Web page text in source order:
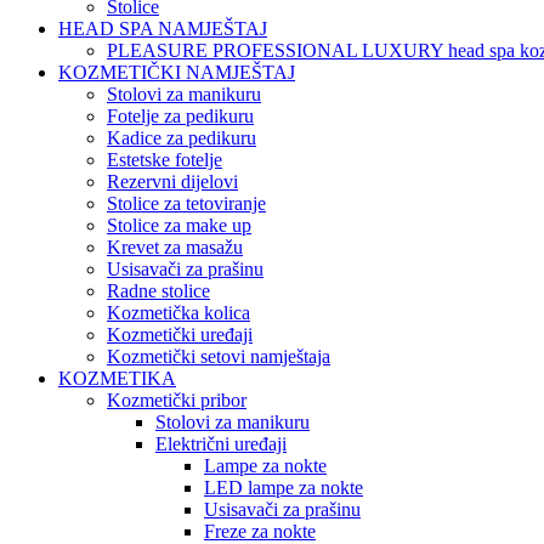
Stolice
HEAD SPA NAMJEŠTAJ
PLEASURE PROFESSIONAL LUXURY head spa
KOZMETIČKI NAMJEŠTAJ
Stolovi za manikuru
Fotelje za pedikuru
Kadice za pedikuru
Estetske fotelje
Rezervni dijelovi
Stolice za tetoviranje
Stolice za make up
Krevet za masažu
Usisavači za prašinu
Radne stolice
Kozmetička kolica
Kozmetički uređaji
Kozmetički setovi namještaja
KOZMETIKA
Kozmetički pribor
Stolovi za manikuru
Električni uređaji
Lampe za nokte
LED lampe za nokte
Usisavači za prašinu
Freze za nokte